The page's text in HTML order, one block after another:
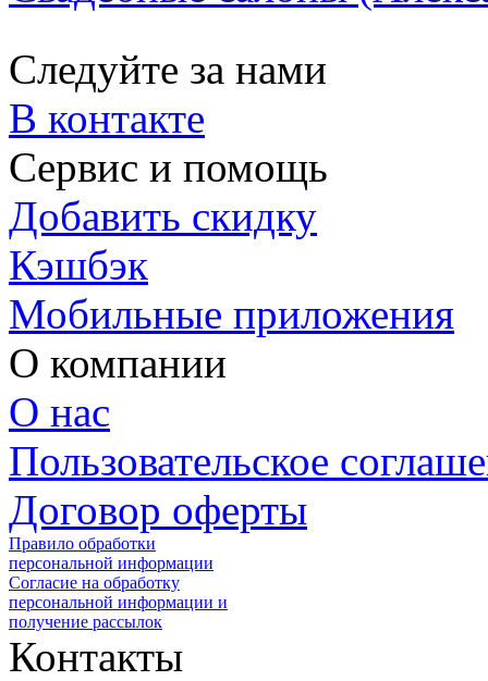
Следуйте за нами
В контакте
Сервис и помощь
Добавить скидку
Кэшбэк
Мобильные приложения
О компании
О нас
Пользовательское
Договор оферты
Правило обработки
персональной информации
Согласие на обработку
персональной информации и
получение рассылок
Контакты